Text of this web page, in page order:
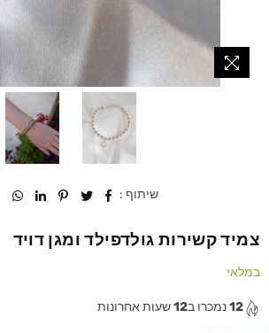
שיתוף :
צמיד קשירות גולדפילד ומגן דויד
במלאי
12נמכרו ב12שעות אחרונות